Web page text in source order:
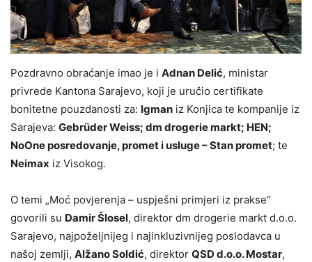
Pozdravno obraćanje imao je i Adnan Delić, ministar
privrede Kantona Sarajevo, koji je uručio certifikate
bonitetne pouzdanosti za: Igman iz Konjica te kompanije iz
Sarajeva: Gebrüder Weiss; dm drogerie markt; HEN;
NoOne posredovanje, promet i usluge – Stan promet; te
Neimax iz Visokog.
O temi „Moć povjerenja – uspješni primjeri iz prakse“
govorili su Damir Šlosel, direktor dm drogerie markt d.o.o.
Sarajevo, najpoželjnijeg i najinkluzivnijeg poslodavca u
našoj zemlji, Alžano Soldić, direktor QSD d.o.o. Mostar,